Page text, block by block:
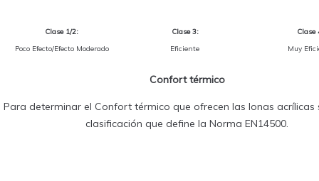
Clase 1/2:
Poco Efecto/Efecto Moderado
Clase 3:
Eficiente
Clase
Muy
Confort térmico
Para determinar el Confort térmico que ofrecen las lonas acrílicas
clasificación que define la Norma EN14500.